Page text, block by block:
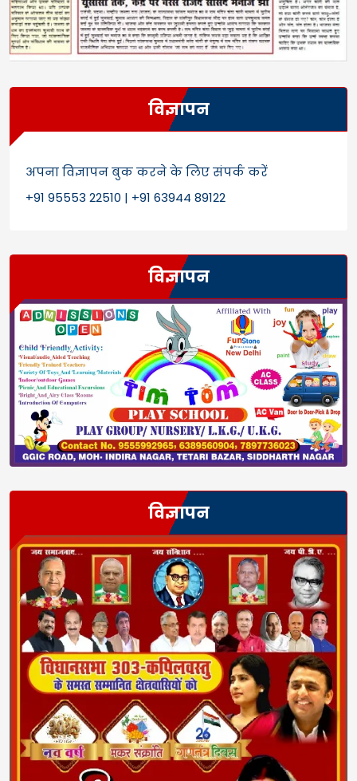
विज्ञापन
अपना विज्ञापन बुक करने के लिए संपर्क करें
+91 95553 22510 | +91 63944 89122
विज्ञापन
विज्ञापन